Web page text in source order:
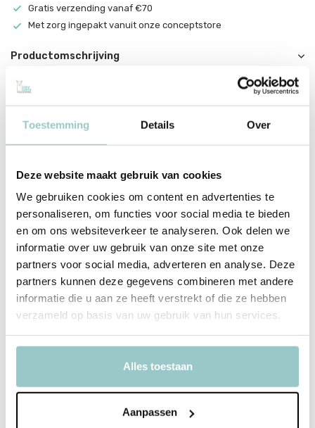
Toestemming Details Over
Deze website maakt gebruik van cookies
We gebruiken cookies om content en advertenties te
personaliseren, om functies voor social media te bieden
en om ons websiteverkeer te analyseren. Ook delen we
informatie over uw gebruik van onze site met onze
partners voor social media, adverteren en analyse. Deze
partners kunnen deze gegevens combineren met andere
informatie die u aan ze heeft verstrekt of die ze hebben
verzameld op basis van uw gebruik van hun services.
Alles toestaan
Aanpassen
Gratis verzending vanaf €70
Met zorg ingepakt vanuit onze conceptstore
Productomschrijving
Jollein Activiteitenkubus Spring Garden
gemaakt van 100% velours en dus extra zacht voor jouw kleintje.
Alle 6 de vlakken van de kubus hebben een andere functie, met als
te stimuleren. Bijvoorbeeld een babyspiegel, kleurrijke labeltjes en
knisperende elementen. De kubus bevat een koortje met een
plastic ring, zodat je de kubus gemakkelijk kunt vastmaken aan
bijvoorbeeld de box of de kinderwagen.
De activiteitenkubus heeft neutrale kleuren zoals biscuit, nougat,
chestnut, honey gold en ivory. De activiteitenkubus is 12 x 12 x 12
cm. Materiaal: 100% velours. De vulling bestaat uit 100% polyester
fibre fill.
Let op: Je kunt de activiteitenkubus niet wassen.